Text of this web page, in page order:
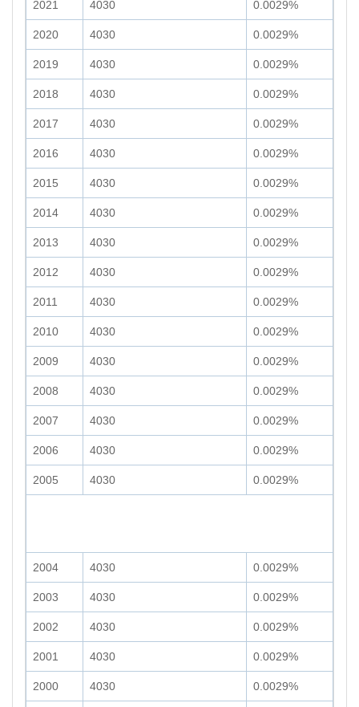
2021 4030 0.0029%
2020 4030 0.0029%
2019 4030 0.0029%
2018 4030 0.0029%
2017 4030 0.0029%
2016 4030 0.0029%
2015 4030 0.0029%
2014 4030 0.0029%
2013 4030 0.0029%
2012 4030 0.0029%
2011 4030 0.0029%
2010 4030 0.0029%
2009 4030 0.0029%
2008 4030 0.0029%
2007 4030 0.0029%
2006 4030 0.0029%
2005 4030 0.0029%
2004 4030 0.0029%
2003 4030 0.0029%
2002 4030 0.0029%
2001 4030 0.0029%
2000 4030 0.0029%